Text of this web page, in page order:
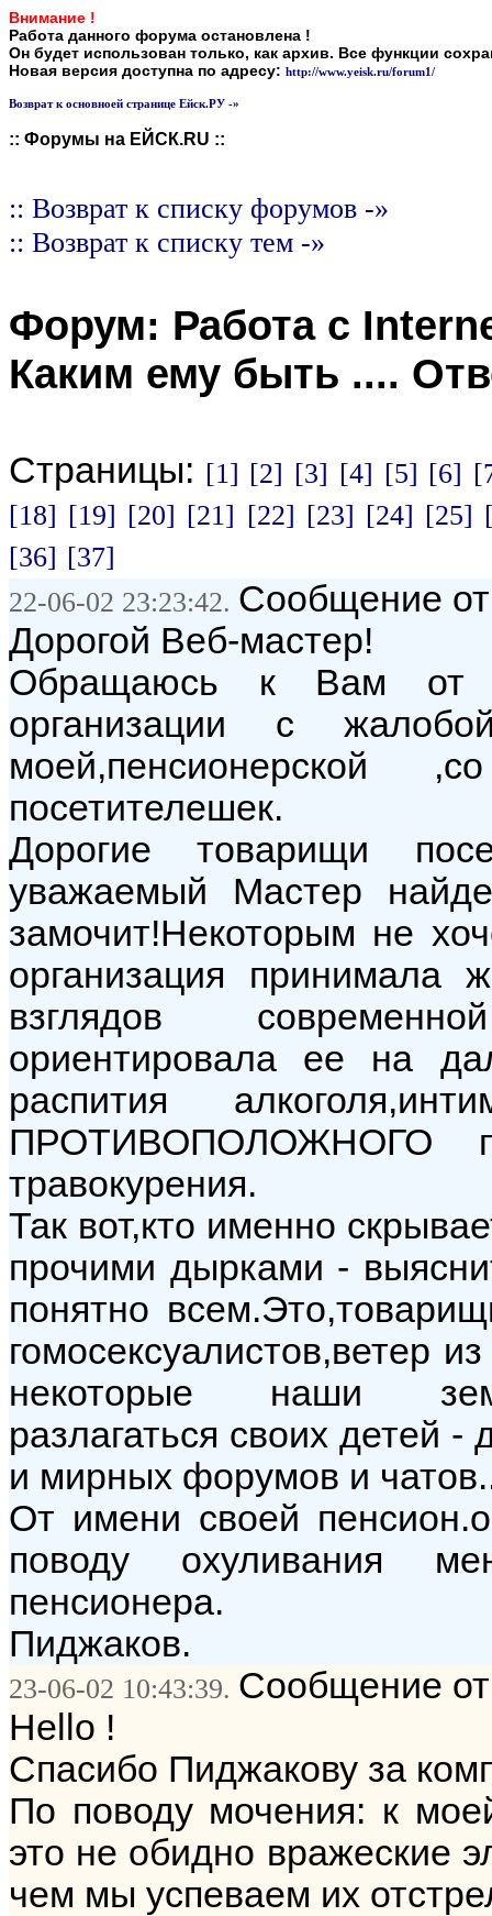
Внимание !
Работа данного форума остановлена !
Он будет использован только, как архив. Все функции
Новая версия доступна по адресу: http://www.yeisk.ru/forum1/
Возврат к основноей странице Ейск.РУ -»
:: Форумы на ЕЙСК.RU ::
:: Возврат к списку форумов -»
:: Возврат к списку тем -»
Форум: Работа с
Каким ему быть ....
Страницы: [1] [2] [3] [4] [5] [6]
[18] [19] [20] [21] [22] [23] [24] [25]
[36] [37]
22-06-02 23:23:42. Сообщение
Дорогой Веб-мастер!
Обращаюсь к Вам от
организации с
моей,пенсионерской
посетителешек.
Дорогие товарищи
уважаемый Мастер
замочит!Некоторым не
организация принимала
взглядов
ориентировала ее на
распития
ПРОТИВОПОЛОЖНОГО
травокурения.
Так вот,кто именно
прочими дырками -
понятно
гомосексуалистов,ветер
некоторые наши
разлагаться своих детей
и мирных форумов и
От имени своей
поводу охуливания
пенсионера.
Пиджаков.
23-06-02 10:43:39. Сообщение
Hello !
Спасибо Пиджакову за
По поводу мочения: к
это не обидно вражеские
чем мы успеваем их